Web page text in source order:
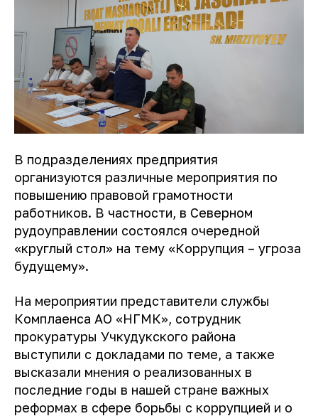
В подразделениях предприятия
организуются различные мероприятия по
повышению правовой грамотности
работников. В частности, в Северном
рудоуправлении состоялся очередной
«круглый стол» на тему «Коррупция – угроза
будущему».
На мероприятии представители службы
Комплаенса АО «НГМК», сотрудник
прокуратуры Учкудукского района
выступили с докладами по теме, а также
высказали мнения о реализованных в
последние годы в нашей стране важных
реформах в сфере борьбы с коррупцией и о